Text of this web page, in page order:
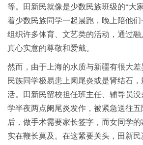
等。田新民就像是少数民族班级的“大
着少数民族同学一起晨跑，晚上陪他
组织许多体育、文艺类的活动，通过
真心实意的尊敬和爱戴。
然而，由于上海的水质与新疆有很大
民族同学极易患上阑尾炎或是肾结石
活。田新民留校担任班主任、辅导员
学半夜两点阑尾炎发作，被紧急送往
后，做手术需要家长签字，而女同学的
实在鞭长莫及。在这紧要关头，田新民